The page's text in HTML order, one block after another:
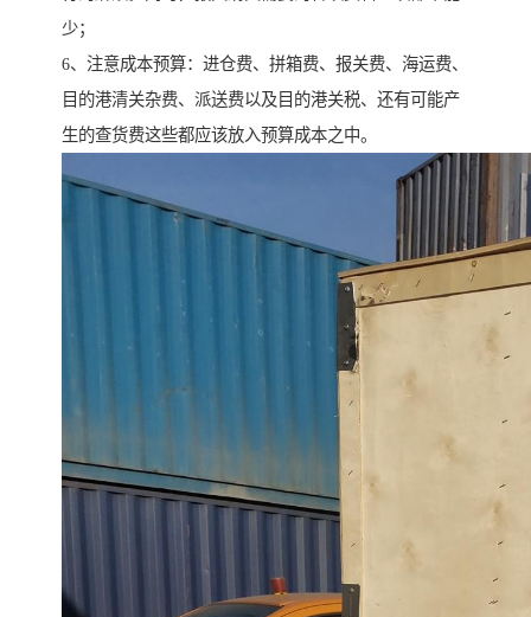
少；
6、注意成本预算：进仓费、拼箱费、报关费、海运费、
目的港清关杂费、派送费以及目的港关税、还有可能产
生的查货费这些都应该放入预算成本之中。